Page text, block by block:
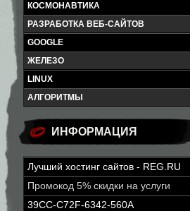
КОСМОНАВТИКА
РАЗРАБОТКА ВЕБ-САЙТОВ
GOOGLE
ЖЕЛЕЗО
LINUX
АЛГОРИТМЫ
ИНФОРМАЦИЯ
Лучший хостинг сайтов - REG.RU
Промокод 5% скидки на услуги
39CC-C72F-6342-560A